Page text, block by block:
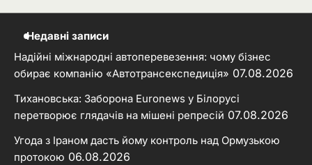
Недавні записи
Надійні міжнародні автоперевезення: чому бізнес
обирає компанію «Автотрансекспедиція» 07.08.2026
Тихановська: Заборона Euronews у Білорусі
перетворює глядачів на мішені репресій 07.08.2026
Угода з Іраном дасть йому контроль над Ормузькою
протокою 06.08.2026